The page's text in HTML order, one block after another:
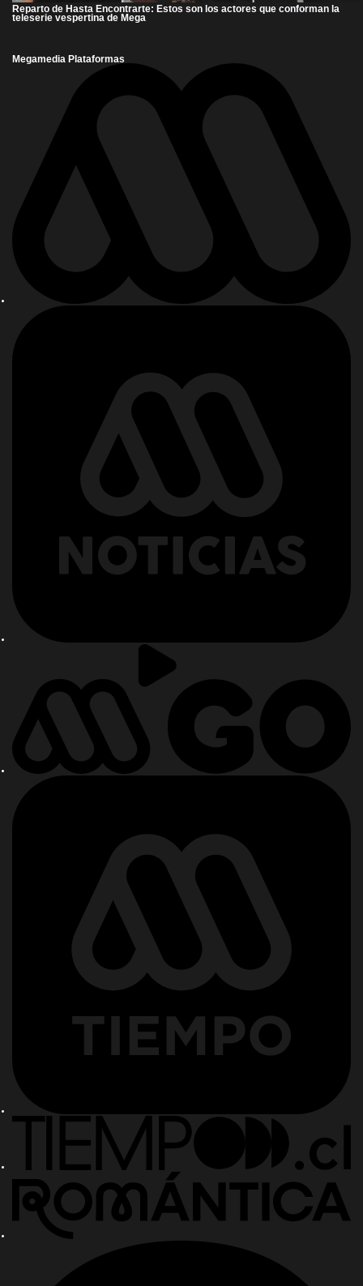
Reparto de Hasta Encontrarte: Estos son los actores que conforman la
teleserie vespertina de Mega
Megamedia Plataformas